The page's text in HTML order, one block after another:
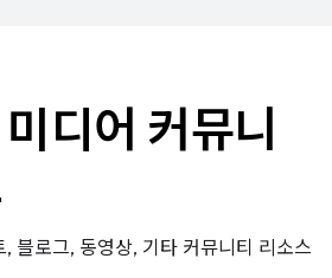
디어 커뮤니
블로그, 동영상, 기타 커뮤니티 리소스